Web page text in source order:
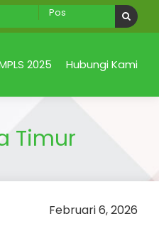
2025 Hubungi Kami
Timur
Februari 6, 2026